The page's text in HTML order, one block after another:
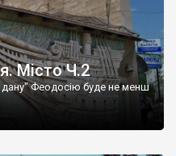
Місто Ч.2
дану" Феодосію буде не менш